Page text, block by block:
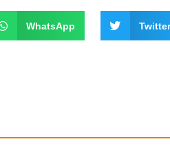
WhatsApp Twitter